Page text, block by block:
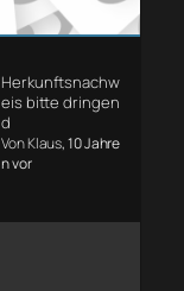
Herkunftsnachw
eis bitte dringen
d
Von Klaus, 10 Jahre
n vor